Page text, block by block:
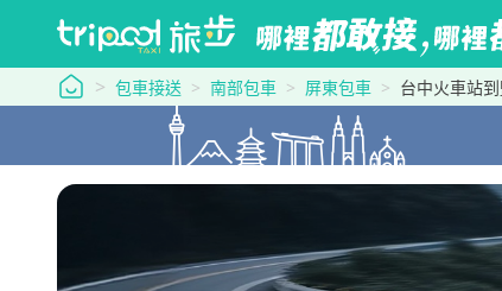
tripool 旅步
包車接送 南部包車 屏東包車 台中火車站